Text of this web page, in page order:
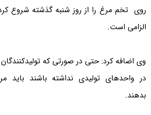
روی تخم مرغ را از روز شنبه گذشته شروع
الزامی است.
وی اضافه کرد: حتی در صورتی که
در واحدهای تولیدی نداشته باشند باید
بدهند.